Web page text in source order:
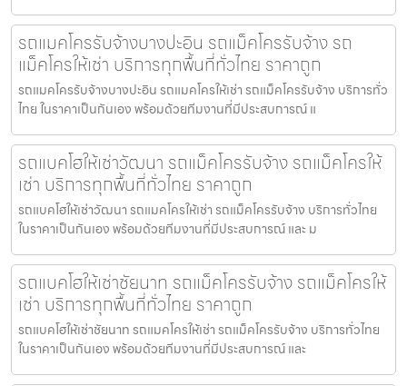
รถแมคโครรับจ้างบางปะอิน รถแม็คโครรับจ้าง รถ
แม็คโครให้เช่า บริการทุกพื้นที่ทั่วไทย ราคาถูก
รถแมคโครรับจ้างบางปะอิน รถแมคโครให้เช่า รถแม็คโครรับจ้าง บริการทั่ว
ไทย ในราคาเป็นกันเอง พร้อมด้วยทีมงานที่มีประสบการณ์ แ
รถแบคโฮให้เช่าวัฒนา รถแม็คโครรับจ้าง รถแม็คโครให้
เช่า บริการทุกพื้นที่ทั่วไทย ราคาถูก
รถแบคโฮให้เช่าวัฒนา รถแมคโครให้เช่า รถแม็คโครรับจ้าง บริการทั่วไทย
ในราคาเป็นกันเอง พร้อมด้วยทีมงานที่มีประสบการณ์ และ ม
รถแบคโฮให้เช่าชัยนาท รถแม็คโครรับจ้าง รถแม็คโครให้
เช่า บริการทุกพื้นที่ทั่วไทย ราคาถูก
รถแบคโฮให้เช่าชัยนาท รถแมคโครให้เช่า รถแม็คโครรับจ้าง บริการทั่วไทย
ในราคาเป็นกันเอง พร้อมด้วยทีมงานที่มีประสบการณ์ และ